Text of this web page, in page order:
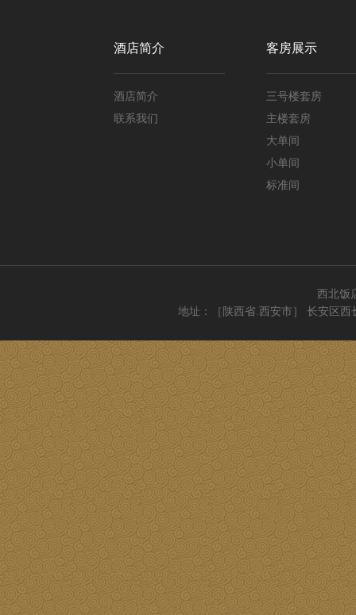
酒店简介
酒店简介
联系我们
客房展示
三号楼套房
主楼套房
大单间
小单间
标准间
西北饭
地址：［陕西省.西安市］ 长安